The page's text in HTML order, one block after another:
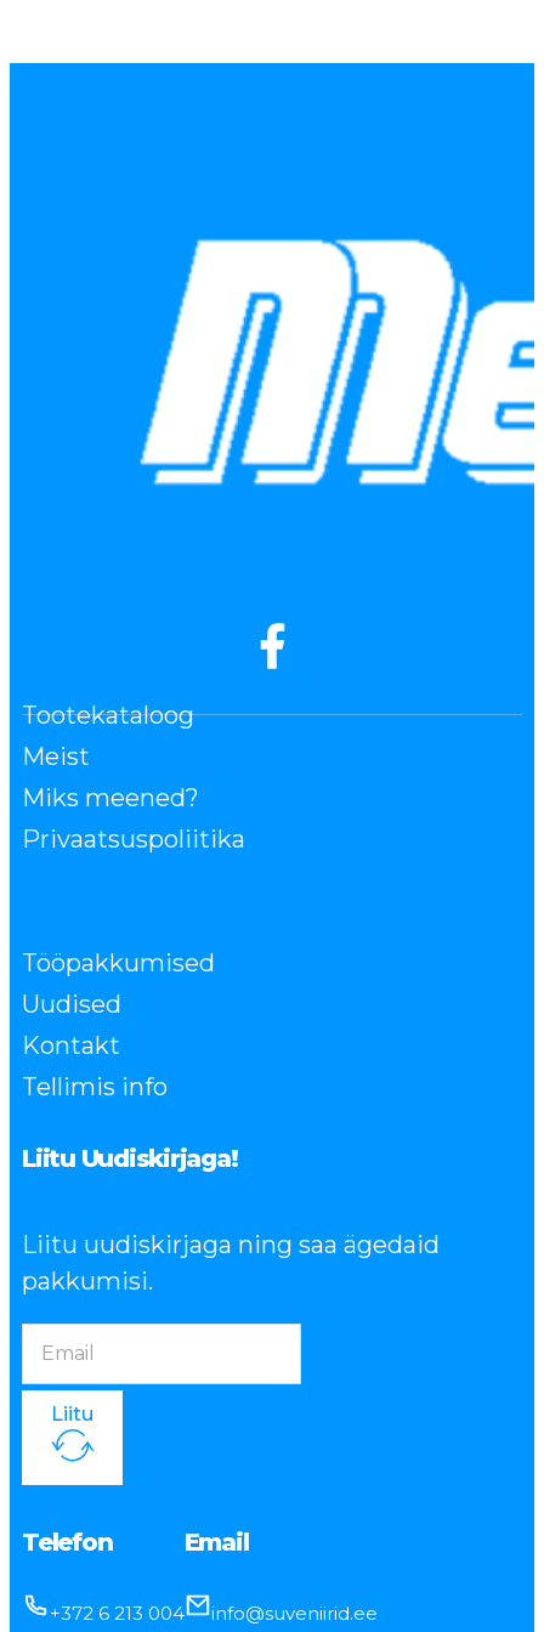
Tootekataloog
Meist
Miks meened?
Privaatsuspoliitika
Tööpakkumised
Uudised
Kontakt
Tellimis info
Liitu Uudiskirjaga!
Liitu uudiskirjaga ning saa ägedaid
pakkumisi.
Liitu
Telefon
+372 6 213 004
Email
info@suveniirid.ee